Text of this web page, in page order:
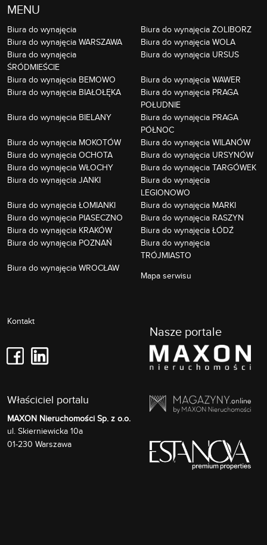
MENU
Biura do wynajęcia
Biura do wynajęcia ŻOLIBORZ
Biura do wynajęcia WARSZAWA
Biura do wynajęcia WOLA
Biura do wynajęcia
ŚRÓDMIEŚCIE
Biura do wynajęcia URSUS
Biura do wynajęcia BEMOWO
Biura do wynajęcia WAWER
Biura do wynajęcia BIAŁOŁĘKA
Biura do wynajęcia PRAGA
POŁUDNIE
Biura do wynajęcia BIELANY
Biura do wynajęcia PRAGA
PÓŁNOC
Biura do wynajęcia MOKOTÓW
Biura do wynajęcia WILANÓW
Biura do wynajęcia OCHOTA
Biura do wynajęcia URSYNÓW
Biura do wynajęcia WŁOCHY
Biura do wynajęcia TARGÓWEK
Biura do wynajęcia JANKI
Biura do wynajęcia
LEGIONOWO
Biura do wynajęcia ŁOMIANKI
Biura do wynajęcia MARKI
Biura do wynajęcia PIASECZNO
Biura do wynajęcia RASZYN
Biura do wynajęcia KRAKÓW
Biura do wynajęcia ŁÓDŹ
Biura do wynajęcia POZNAŃ
Biura do wynajęcia
TRÓJMIASTO
Biura do wynajęcia WROCŁAW
Mapa serwisu
Kontakt
Właściciel portalu
MAXON Nieruchomości Sp. z o.o.
ul. Skierniewicka 10a
01-230 Warszawa
Nasze portale